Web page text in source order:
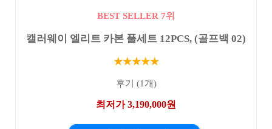
BEST SELLER 7위
캘러웨이 엘리트 카본 풀세트 12PCS, (골프백 02)
★★★★★
후기 (1개)
최저가 3,190,000원